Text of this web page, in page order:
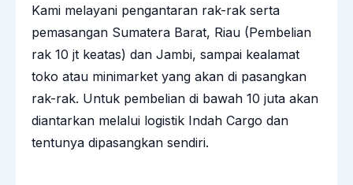
Kami melayani pengantaran rak-rak serta
pemasangan Sumatera Barat, Riau (Pembelian
rak 10 jt keatas) dan Jambi, sampai kealamat
toko atau minimarket yang akan di pasangkan
rak-rak. Untuk pembelian di bawah 10 juta akan
diantarkan melalui logistik Indah Cargo dan
tentunya dipasangkan sendiri.